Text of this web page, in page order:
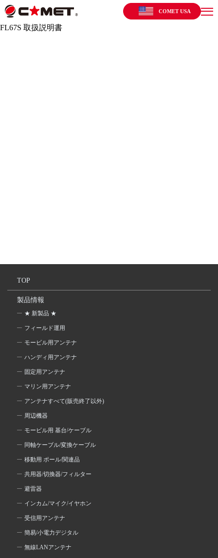
COMET USA
FL67S 取扱説明書
TOP
製品情報
★ 新製品 ★
フィールド運用
モービル用アンテナ
ハンディ用アンテナ
固定用アンテナ
マリン用アンテナ
アンテナすべて(販売終了以外)
周辺機器
モービル用 基台/ケーブル
同軸ケーブル/変換ケーブル
移動用 ポール/関連品
共用器/切換器/フィルター
避雷器
インカム/マイク/イヤホン
受信用アンテナ
簡易/小電力デジタル
無線LANアンテナ